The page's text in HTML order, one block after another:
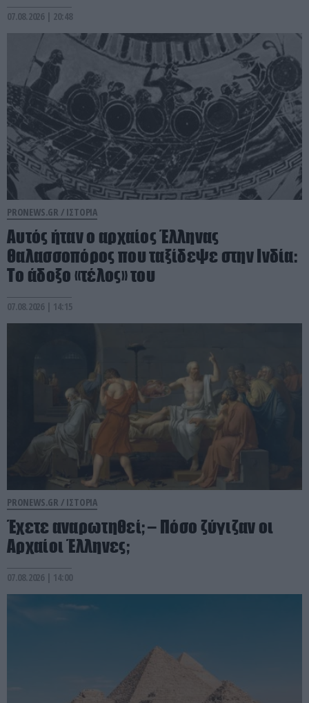
07.08.2026 | 20:48
PRONEWS.GR / ΙΣΤΟΡΙΑ
Αυτός ήταν ο αρχαίος Έλληνας
θαλασσοπόρος που ταξίδεψε στην Ινδία:
To άδοξο «τέλος» του
07.08.2026 | 14:15
PRONEWS.GR / ΙΣΤΟΡΙΑ
Έχετε αναρωτηθεί; – Πόσο ζύγιζαν οι
Αρχαίοι Έλληνες;
07.08.2026 | 14:00